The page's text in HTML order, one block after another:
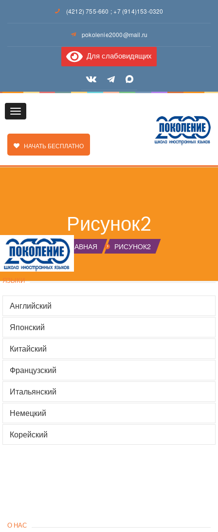
(4212) 755-660 ;+7 (914)153-0320
pokolenie2000@mail.ru
Для слабовидящих
Toggle
ЗАКАЗАТЬ ЗВОНОК
НАЧАТЬ БЕСПЛАТНО
Рисунок2
ГЛАВНАЯ РИСУНОК2
ЯЗЫКИ
Английский
Японский
Китайский
Французский
Итальянский
Немецкий
Корейский
О НАС